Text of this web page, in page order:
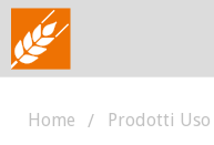
Home Prodotti Uso